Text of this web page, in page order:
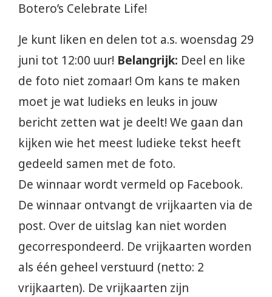
Botero’s Celebrate Life!
Je kunt liken en delen tot a.s. woensdag 29
juni tot 12:00 uur! Belangrijk: Deel en like
de foto niet zomaar! Om kans te maken
moet je wat ludieks en leuks in jouw
bericht zetten wat je deelt! We gaan dan
kijken wie het meest ludieke tekst heeft
gedeeld samen met de foto.
De winnaar wordt vermeld op Facebook.
De winnaar ontvangt de vrijkaarten via de
post. Over de uitslag kan niet worden
gecorrespondeerd. De vrijkaarten worden
als één geheel verstuurd (netto: 2
vrijkaarten). De vrijkaarten zijn